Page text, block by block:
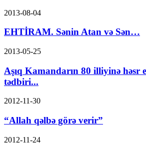
2013-08-04
EHTİRAM. Sənin Atan və Sən…
2013-05-25
Aşıq Kamandarın 80 illiyinə həsr
tədbiri...
2012-11-30
“Allah qəlbə görə verir”
2012-11-24